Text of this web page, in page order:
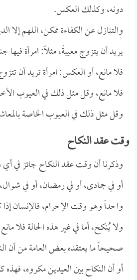
دونه، وكذلك العكس.
والتنازل عن الكفاءة ممكن، اللهم إلا
يريد أن يتزوج معيبةً، مثلاً: امرأة
فلا مانع، أو العكس: امرأة تريد أن
فلا مانع، وقل مثل ذلك في العيوب
وقل مثل ذلك في العيوب الخاصة
وقت عقد النكاح
وذكرنا أن وقت عقد النكاح جائز في
أو في جمادى، أو في رمضان، أو في
واحداً وهو وقت الإحرام، فالإنسان إذا
ولا يُنكح، أما في غير هذه الحالة فلا
صحيحاً ما يعتقده بعض العامة من أن
أو أن النكاح بين العيدين مكروه، فهذه